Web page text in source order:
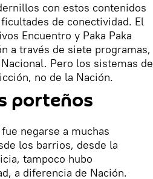
con estos contenidos
de conectividad. El
Encuentro y Paka Paka
a través de siete programas,
Pero los sistemas de
no de la Nación.
porteños
negarse a muchas
los barrios, desde la
tampoco hubo
a diferencia de Nación.